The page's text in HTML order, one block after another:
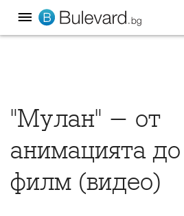
"Мулан" - от
анимацията
филм (видео)